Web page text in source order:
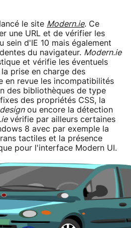
le site Modern.ie. Ce
une URL et de vérifier les
sein d'IE 10 mais également
du navigateur. Modern.ie
et vérifie les éventuels
prise en charge des
en revue les incompatibilités
des bibliothèques de type
des propriétés CSS, la
ou encore la détection
vérifie par ailleurs certaines
8 avec par exemple la
tactiles et la présence
pour l'interface Modern UI.